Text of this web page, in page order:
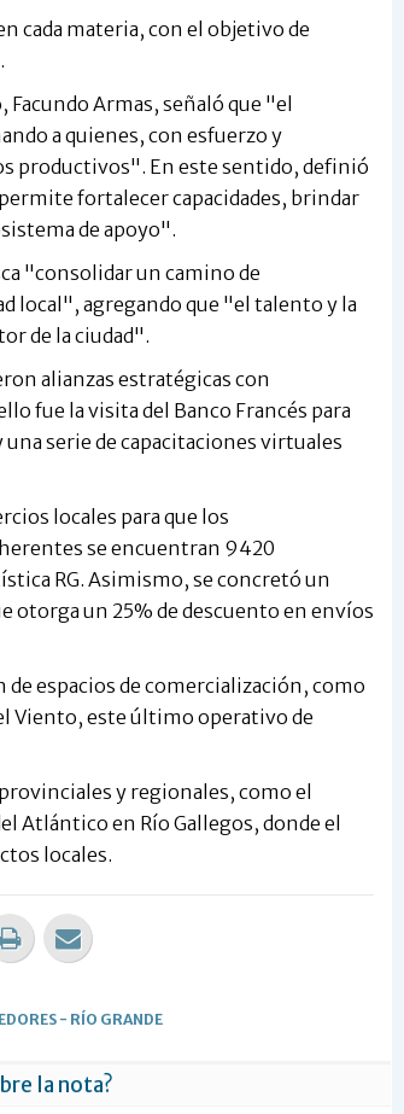
cada materia, con el objetivo de
Armas, señaló que "el
a quienes, con esfuerzo y
productivos". En este sentido, definió
fortalecer capacidades, brindar
de apoyo".
"consolidar un camino de
local", agregando que "el talento y la
de la ciudad".
alianzas estratégicas con
fue la visita del Banco Francés para
serie de capacitaciones virtuales
locales para que los
se encuentran 9420
RG. Asimismo, se concretó un
otorga un 25% de descuento en envíos
espacios de comercialización, como
Viento, este último operativo de
y regionales, como el
Atlántico en Río Gallegos, donde el
locales.
- RÍO GRANDE
la nota?